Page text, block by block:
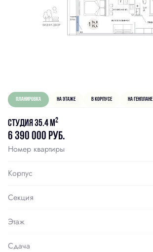
Планировка На этаже В корпусе На генплане
Студия 35.4 м2
6 390 000 руб.
Номер квартиры
Корпус
Секция
Этаж
Сдача